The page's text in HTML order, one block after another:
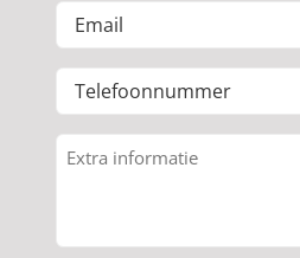
(Vereist)
Telefoonnummer
Extra